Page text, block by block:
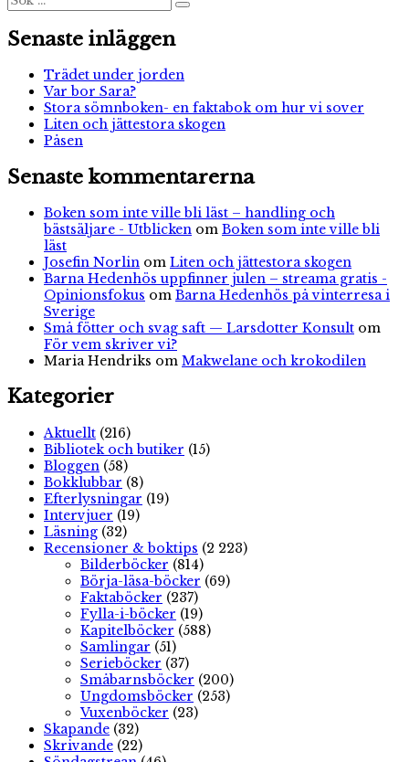
efter:
Sök
Senaste inläggen
Trädet under jorden
Var bor Sara?
Stora sömnboken- en faktabok om hur vi sover
Liten och jättestora skogen
Påsen
Senaste kommentarerna
Boken som inte ville bli läst – handling och
bästsäljare - Utblicken om Boken som inte ville bli
läst
Josefin Norlin om Liten och jättestora skogen
Barna Hedenhös uppfinner julen – streama gratis -
Opinionsfokus om Barna Hedenhös på vinterresa i
Sverige
Små fötter och svag saft — Larsdotter Konsult om
För vem skriver vi?
Maria Hendriks om Makwelane och krokodilen
Kategorier
Aktuellt (216)
Bibliotek och butiker (15)
Bloggen (58)
Bokklubbar (8)
Efterlysningar (19)
Intervjuer (19)
Läsning (32)
Recensioner & boktips (2 223)
Bilderböcker (814)
Börja-läsa-böcker (69)
Faktaböcker (237)
Fylla-i-böcker (19)
Kapitelböcker (588)
Samlingar (51)
Serieböcker (37)
Småbarnsböcker (200)
Ungdomsböcker (253)
Vuxenböcker (23)
Skapande (32)
Skrivande (22)